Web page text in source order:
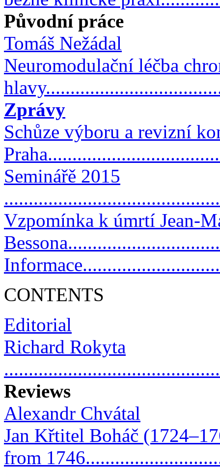
Původní práce
Tomáš Nežádal
Neuromodulační léčba
Zprávy
Schůze výboru a revizní
Seminářě 2015
Vzpomínka k úmrtí Jean-
CONTENTS
Editorial
Richard Rokyta
Reviews
Alexandr Chvátal
Jan Křtitel Boháč
from